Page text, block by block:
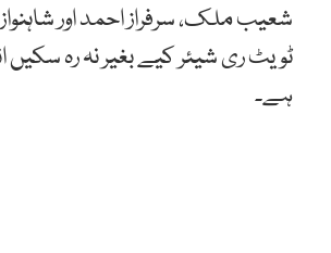
شعیب ملک، سرفراز احمد اور
ٹویٹ ری شیئر کیے بغیر نہ رہ
ہے۔